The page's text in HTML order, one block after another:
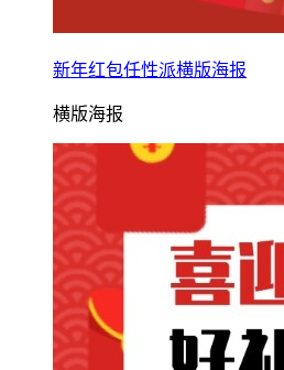
新年红包任性派横版海报
横版海报